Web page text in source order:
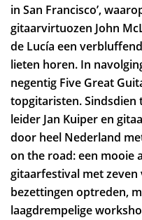
in San Francisco’,
gitaarvirtuozen John
de Lucía een
lieten horen. In
negentig Five Great
topgitaristen.
leider Jan Kuiper en
door heel Nederland
on the road: een mooie
gitaarfestival met
bezettingen optreden,
laagdrempelige